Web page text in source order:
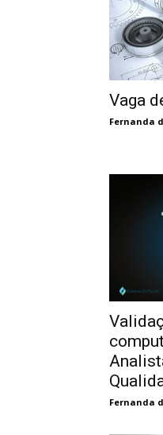
Vaga
Fernanda
Fernanda